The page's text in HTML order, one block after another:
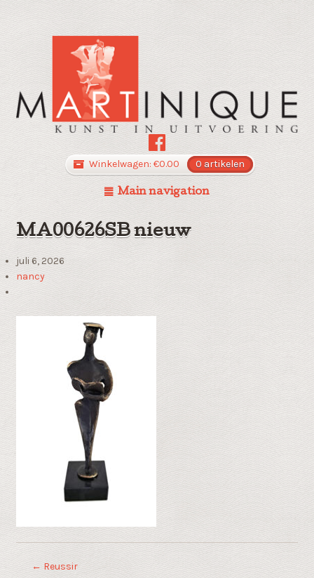
Winkelwagen: €0.00 0 artikelen
Main navigation
MA00626SB nieuw
juli 6, 2026
nancy
← Reussir